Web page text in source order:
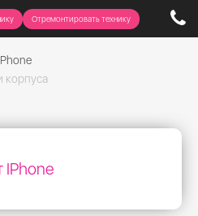
Отремонтировать технику
корпуса
IPhone